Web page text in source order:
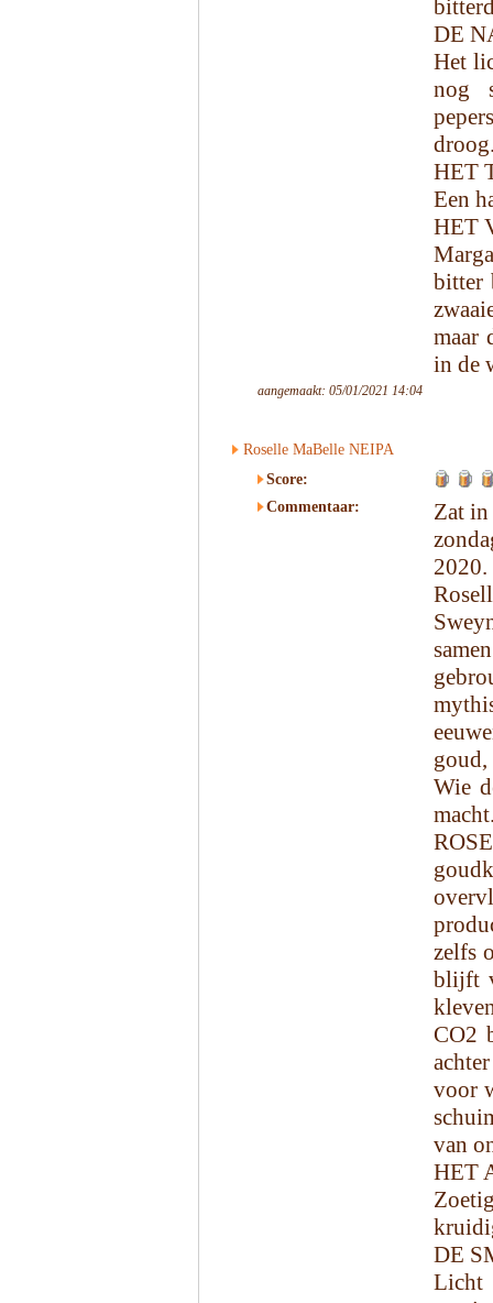
DE
Het
nog
HET
Een
HET
bitter
maar
in de
aangemaakt: 05/01/2021 14:04
Roselle MaBelle NEIPA
Score:
Commentaar:
Zat
2020.
goud,
Wie
zelfs
blijft
CO2
voor
van
HET
DE
Licht